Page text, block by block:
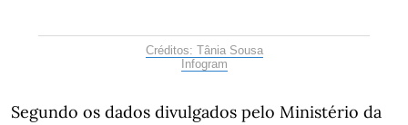
Créditos: Tânia Sousa
Infogram
Segundo os dados divulgados pelo Ministério da